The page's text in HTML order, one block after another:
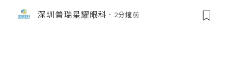
深圳普瑞星耀眼科 2分鐘前